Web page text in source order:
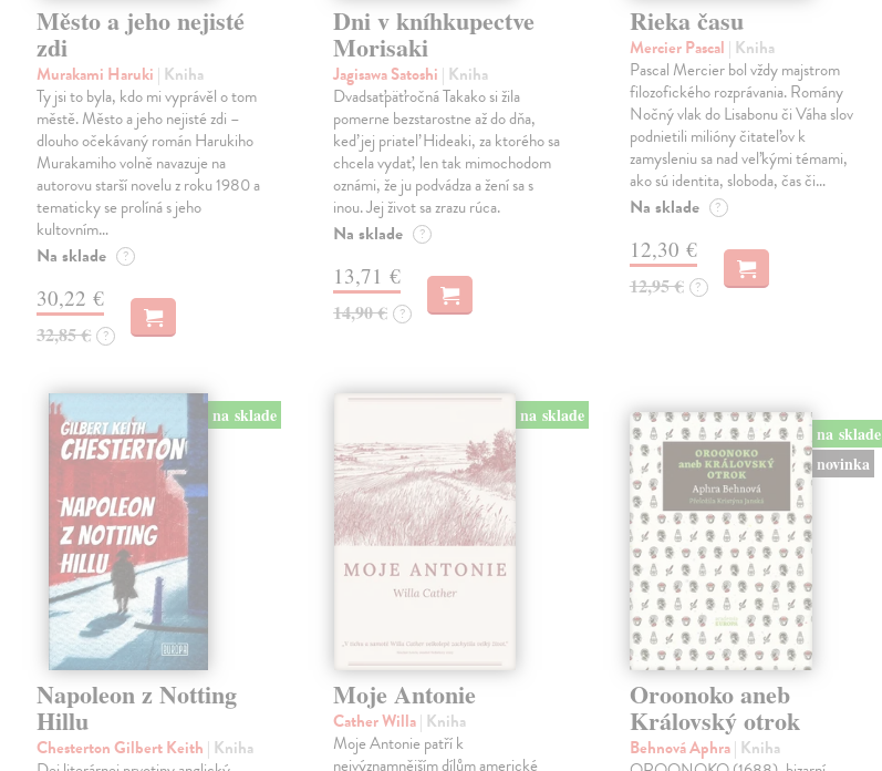
Město a jeho nejisté
zdi
Murakami Haruki | Kniha
Ty jsi to byla, kdo mi vyprávěl o tom
městě. Město a jeho nejisté zdi –
dlouho očekávaný román Harukiho
Murakamiho volně navazuje na
autorovu starší novelu z roku 1980 a
tematicky se prolíná s jeho
kultovním…
Na sklade ?
30,22 €
32,85 € ?
Dni v kníhkupectve
Morisaki
Jagisawa Satoshi | Kniha
Dvadsaťpäťročná Takako si žila
pomerne bezstarostne až do dňa,
keď jej priateľ Hideaki, za ktorého sa
chcela vydať, len tak mimochodom
oznámi, že ju podvádza a žení sa s
inou. Jej život sa zrazu rúca.
Na sklade ?
13,71 €
14,90 € ?
Rieka času
Mercier Pascal | Kniha
Pascal Mercier bol vždy majstrom
filozofického rozprávania. Romány
Nočný vlak do Lisabonu či Váha slov
podnietili milióny čitateľov k
zamysleniu sa nad veľkými témami,
ako sú identita, sloboda, čas či…
Na sklade ?
12,30 €
12,95 € ?
na sklade
Napoleon z Notting
Hillu
Chesterton Gilbert Keith | Kniha
na sklade
Moje Antonie
Cather Willa| Kniha
Moje Antonie patří k
nejvýznamnějším dílům americké
na sklade
novinka
Oroonoko aneb
Královský otrok
Behnová Aphra| Kniha